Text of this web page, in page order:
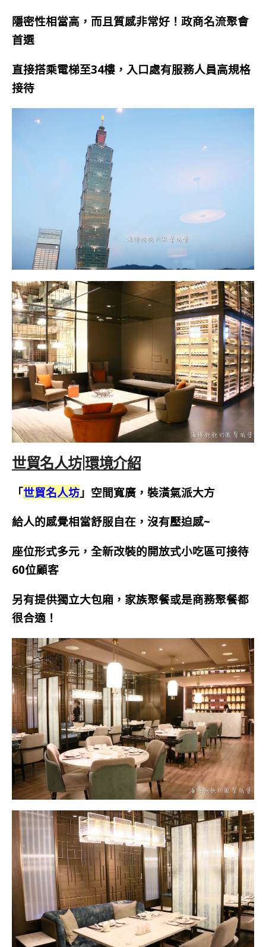
隱密性相當高，而且質感非常好！政商名流聚會
首選
直接搭乘電梯至34樓，入口處有服務人員高規格
接待
世貿名人坊|環境介紹
「世貿名人坊 」空間寬廣，裝潢氣派大方
給人的感覺相當舒服自在，沒有壓迫感~
座位形式多元，全新改裝的開放式小吃區可接待
60位顧客
另有提供獨立大包廂，家族聚餐或是商務聚餐都
很合適！